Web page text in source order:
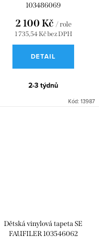
103486069
1 735,54 Kč bez DPH
2 100 Kč / role
DETAIL
2-3 týdnů
Kód: 13987
Dětská vinylová tapeta SE
FAUFILER 103546062